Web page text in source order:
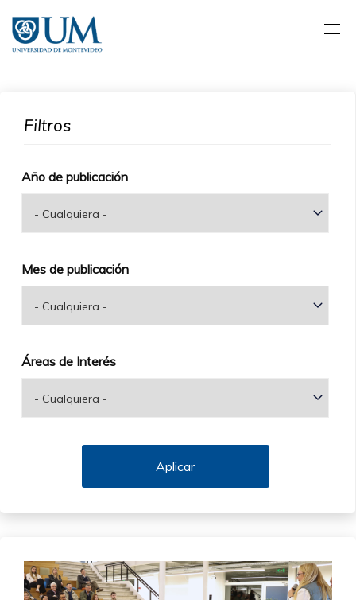
contenido
principal
Filtros
Áreas de Interés
Año de publicación
Mes de publicación